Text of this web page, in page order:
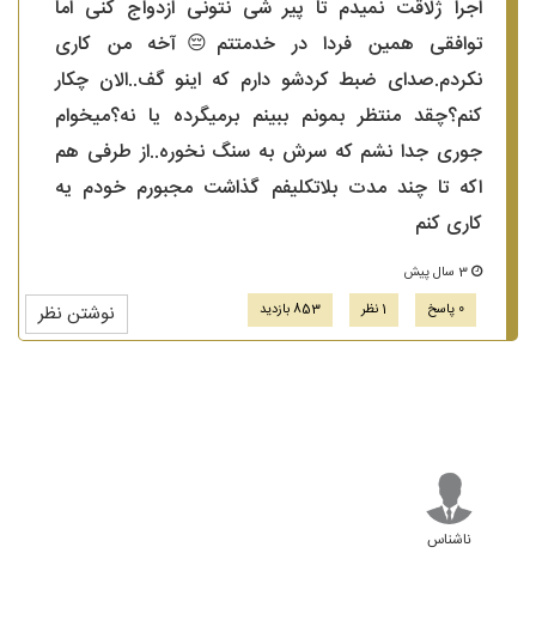
اجرا ژلاقت نمیدم تا پیر شی نتونی ازدواج کنی اما
توافقی همین فردا در خدمتتم😔آخه من کاری
نکردم.صدای ضبط کردشو دارم که اینو گف..الان چکار
کنم؟چقد منتظر بمونم ببینم برمیگرده یا نه؟میخوام
جوری جدا نشم که سرش به سنگ نخوره..از طرفی هم
اکه تا چند مدت بلاتکلیفم گذاشت مجبورم خودم یه
کاری کنم
0 پاسخ
1 نظر 853 بازدید نوشتن نظر
ناشناس